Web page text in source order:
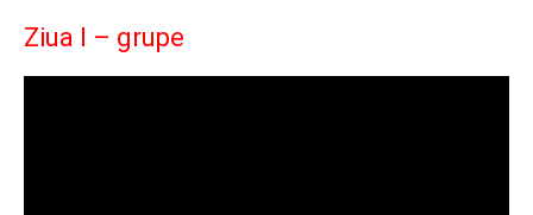
Ziua I – grupe